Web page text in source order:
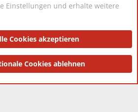
Impressum
® © 2010-2025 XenForo Ltd.
Einstellungen und erhalte weitere
Cookies akzeptieren
Cookies ablehnen